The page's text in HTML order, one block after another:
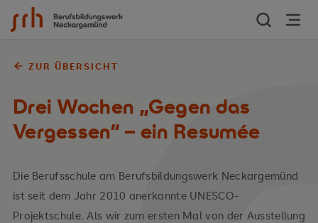
Zum Inhalt springen
ZUR ÜBERSICHT
Drei Wochen „Gegen das
Vergessen“ – ein Resumée
Die Berufsschule am Berufsbildungswerk Neckargemünd
ist seit dem Jahr 2010 anerkannte UNESCO-
Projektschule. Als wir zum ersten Mal von der Ausstellung